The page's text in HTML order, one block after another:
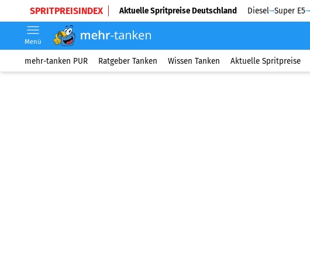
SPRITPREISINDEX Aktuelle Spritpreise Deutschland Diesel Super E5
Menü
mehr-tanken PUR Ratgeber Tanken Wissen Tanken Aktuelle Spritpreise